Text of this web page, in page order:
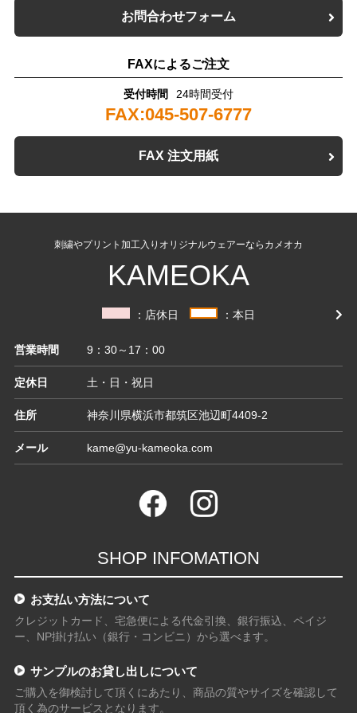
お問合わせフォーム
FAXによるご注文
受付時間 24時間受付
FAX:045-507-6777
FAX 注文用紙
刺繍やプリント加工入りオリジナルウェアーならカメオカ
KAMEOKA
：店休日 ：本日
営業時間 9：30～17：00
定休日 土・日・祝日
住所 神奈川県横浜市都筑区池辺町4409-2
メール kame@yu-kameoka.com
SHOP INFOMATION
お支払い方法について
クレジットカード、宅急便による代金引換、銀行振込、ペイジ
ー、NP掛け払い（銀行・コンビニ）から選べます。
サンプルのお貸し出しについて
ご購入を御検討して頂くにあたり、商品の質やサイズを確認して
頂く為のサービスとなります。